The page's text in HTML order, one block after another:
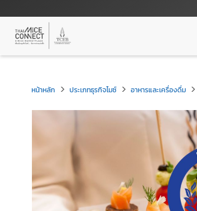
หน้าหลัก ประเภทธุรกิจไมซ์ อาหารและเครื่องดื่ม